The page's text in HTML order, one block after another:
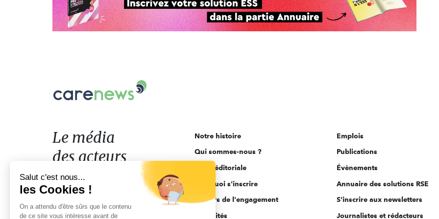
Le
acteurs
de
l'engagement
Le média
des acteurs
de l'engagement
Notre histoire
Qui sommes-nous ?
Ligne éditoriale
Pourquoi s'inscrire
Acteurs de l'engagement
Actualités
Emplois
Publications
Évènements
Annuaire des solutions RSE
S'inscrire aux newsletters
Journalistes et rédacteurs
Salut c'est nous...
les Cookies !
On a attendu d'être sûrs que le contenu
de ce site vous intéresse avant de